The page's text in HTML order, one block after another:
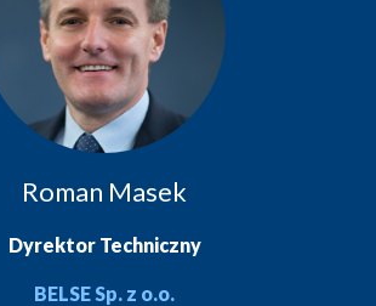
Roman Masek
Dyrektor Techniczny
BELSE Sp. z o.o.